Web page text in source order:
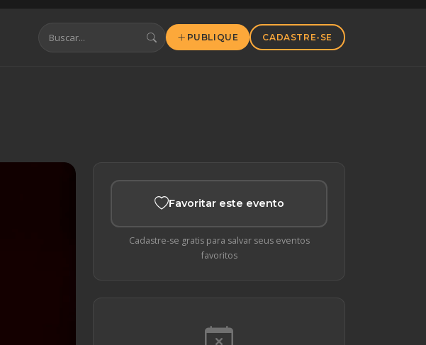
PUBLIQUE CADASTRE-SE
Favoritar este evento
Cadastre-se gratis para salvar seus eventos
favoritos